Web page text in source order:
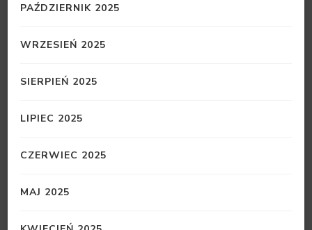
PAŹDZIERNIK 2025
WRZESIEŃ 2025
SIERPIEŃ 2025
LIPIEC 2025
CZERWIEC 2025
MAJ 2025